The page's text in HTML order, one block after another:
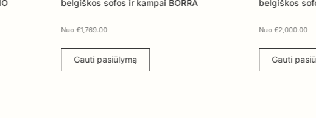
sofos ir kampai BORRA belgiškos sofos ir kampai MILLER